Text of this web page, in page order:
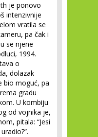
je ponovo
intenzivnije
vratila se
pa čak i
se njene
1994.
o
dolazak
bio moguć, pa
gradu
U kombiju
od vojnika je,
pitala: “Jesi